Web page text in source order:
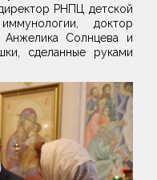
РНПЦ детской
доктор
Анжелика Солнцева и
сделанные руками